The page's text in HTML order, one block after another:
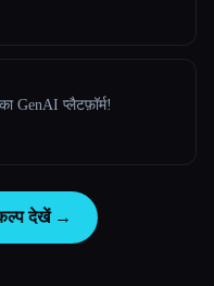
GenAI प्लैटफ़ॉर्म!
देखें →